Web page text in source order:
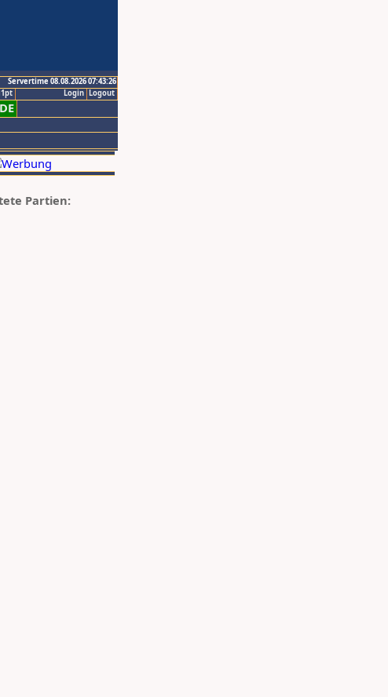
Servertime 08.08.2026 07:43:26
Logout
Login
Partien: